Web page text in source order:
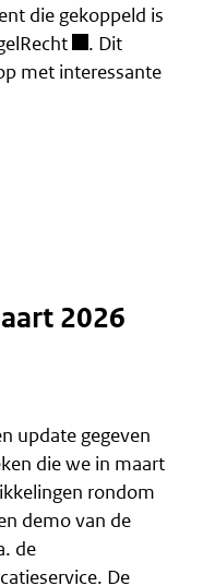
die gekoppeld is
. Dit
met interessante
2026
update gegeven
die we in maart
rondom
demo van de
de
De